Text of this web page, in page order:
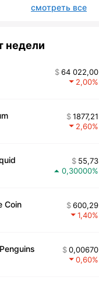
смотреть все
недели
64 022,00
2,00
1877,21
2,60
55,73
0,30000
Coin
600,29
1,40
0,00670
0,60